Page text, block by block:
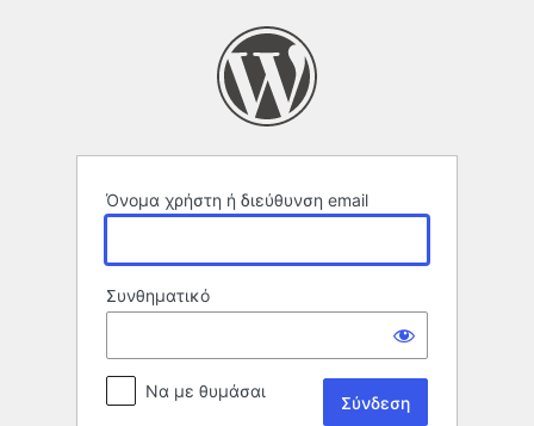
Όνομα χρήστη ή διεύθυνση email
Συνθηματικό
Να με θυμάσαι